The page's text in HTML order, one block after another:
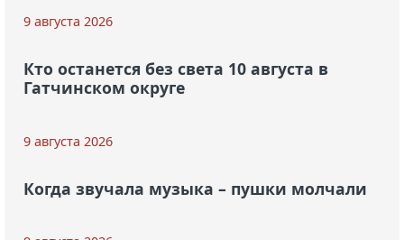
9 августа 2026
Кто останется без света 10 августа в
Гатчинском округе
9 августа 2026
Когда звучала музыка – пушки молчали